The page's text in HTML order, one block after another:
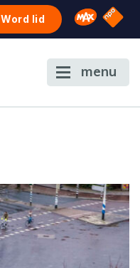
Word lid Omroep
NPO
menu